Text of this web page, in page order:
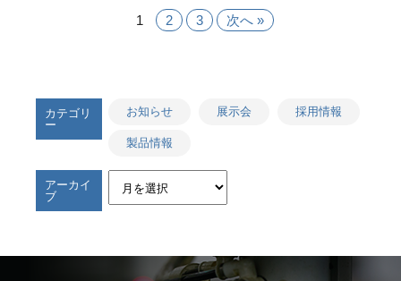
1 2 3 次へ »
カテゴリ
ー
お知らせ 展示会 採用情報
製品情報
アーカイ
ブ